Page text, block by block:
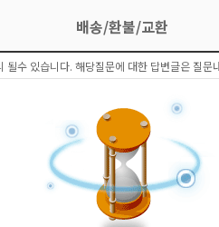
배송/환불/교환
될수 있습니다. 해당질문에 대한 답변글은 질